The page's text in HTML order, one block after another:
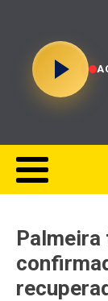
Palmeira